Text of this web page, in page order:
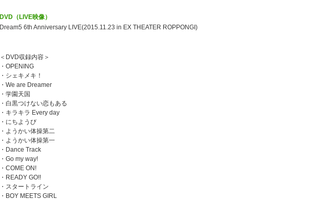
DVD（LIVE映像）
Dream5 6th Anniversary LIVE(2015.11.23 in EX THEATER ROPPONGI)
＜DVD収録内容＞
・OPENING
・シェキメキ！
・We are Dreamer
・学園天国
・白黒つけない恋もある
・キラキラ Every day
・にちようび
・ようかい体操第二
・ようかい体操第一
・Dance Track
・Go my way!
・COME ON!
・READY GO!!
・スタートライン
・BOY MEETS GIRL